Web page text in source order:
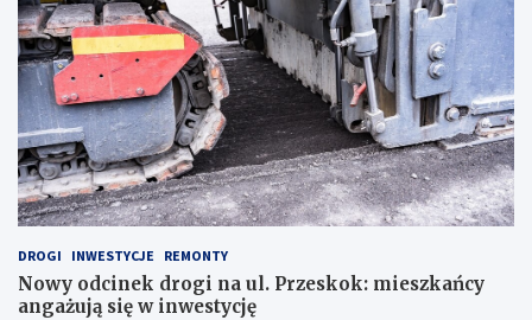
DROGI INWESTYCJE REMONTY
Nowy odcinek drogi na ul. Przeskok: mieszkańcy
angażują się w inwestycję